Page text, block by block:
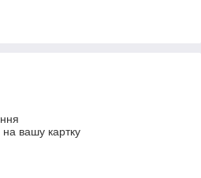
вашу картку